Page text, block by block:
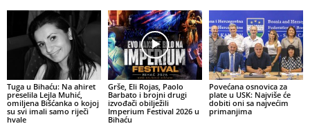
Tuga u Bihaću: Na ahiret
preselila Lejla Muhić,
omiljena Bišćanka o kojoj
su svi imali samo riječi
hvale
Grše, Eli Rojas, Paolo
Barbato i brojni drugi
izvođači obilježili
Imperium Festival 2026 u
Bihaću
Povećana osnovica za
plate u USK: Najviše će
dobiti oni sa najvećim
primanjima